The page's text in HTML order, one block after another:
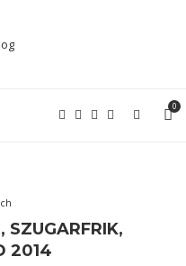
0
SZUGARFRIK,
2014